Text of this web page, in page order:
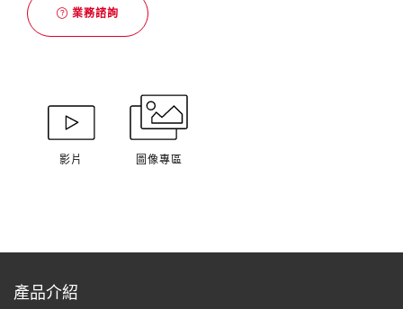
業務諮詢
影片 圖像專區
產品介紹